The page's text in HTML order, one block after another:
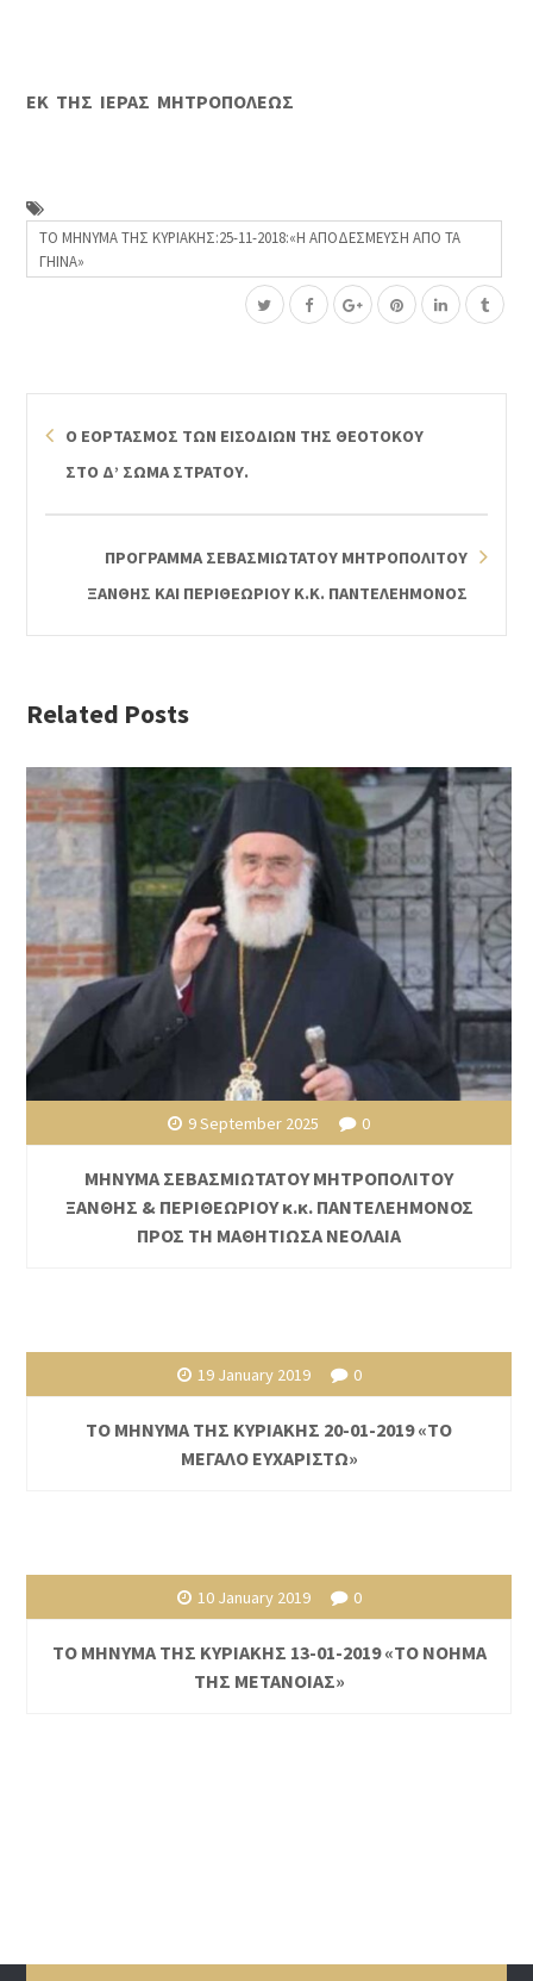
ΕΚ ΤΗΣ ΙΕΡΑΣ ΜΗΤΡΟΠΟΛΕΩΣ
ΤΟ ΜΗΝΥΜΑ ΤΗΣ ΚΥΡΙΑΚΗΣ:25-11-2018:«Η ΑΠΟΔΕΣΜΕΥΣΗ ΑΠΟ ΤΑ
ΓΗΙΝΑ»
Ο ΕΟΡΤΑΣΜΟΣ ΤΩΝ ΕΙΣΟΔΙΩΝ ΤΗΣ ΘΕΟΤΟΚΟΥ
ΣΤΟ Δ’ ΣΩΜΑ ΣΤΡΑΤΟΥ.
ΠΡΟΓΡΑΜΜΑ ΣΕΒΑΣΜΙΩΤΑΤΟΥ ΜΗΤΡΟΠΟΛΙΤΟΥ
ΞΑΝΘΗΣ ΚΑΙ ΠΕΡΙΘΕΩΡΙΟΥ Κ.Κ. ΠΑΝΤΕΛΕΗΜΟΝΟΣ
Related Posts
9 September 2025 0
ΜΗΝΥΜΑ ΣΕΒΑΣΜΙΩΤΑΤΟΥ ΜΗΤΡΟΠΟΛΙΤΟΥ
ΞΑΝΘΗΣ & ΠΕΡΙΘΕΩΡΙΟΥ κ.κ. ΠΑΝΤΕΛΕΗΜΟΝΟΣ
ΠΡΟΣ ΤΗ ΜΑΘΗΤΙΩΣΑ ΝΕΟΛΑΙΑ
19 January 2019 0
ΤΟ ΜΗΝΥΜΑ ΤΗΣ ΚΥΡΙΑΚΗΣ 20-01-2019 «ΤΟ
ΜΕΓΑΛΟ ΕΥΧΑΡΙΣΤΩ»
10 January 2019 0
ΤΟ ΜΗΝΥΜΑ ΤΗΣ ΚΥΡΙΑΚΗΣ 13-01-2019 «ΤΟ ΝΟΗΜΑ
ΤΗΣ ΜΕΤΑΝΟΙΑΣ»